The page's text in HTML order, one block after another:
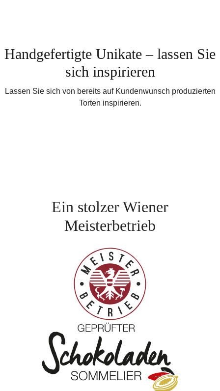
Handgefertigte Unikate – lassen Sie
sich inspirieren
Lassen Sie sich von bereits auf Kundenwunsch produzierten
Torten inspirieren.
Ein stolzer Wiener
Meisterbetrieb